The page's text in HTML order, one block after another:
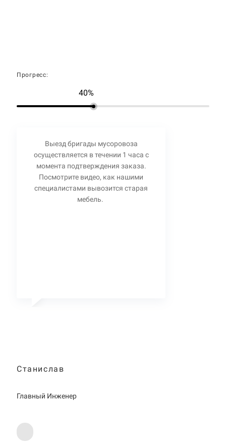
Прогресс:
40%
Выезд бригады мусоровоза
осуществляется в течении 1 часа с
момента подтверждения заказа.
Посмотрите видео, как нашими
специалистами вывозится старая
мебель.
Станислав
Главный Инженер